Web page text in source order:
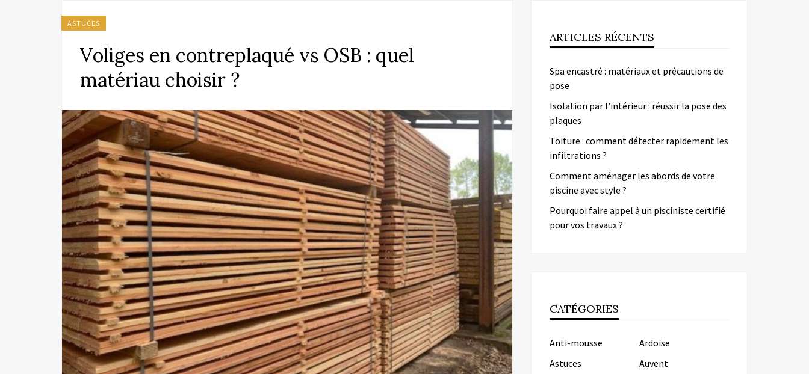
ASTUCES
Voliges en contreplaqué vs OSB : quel
matériau choisir ?
ARTICLES RÉCENTS
Spa encastré : matériaux et précautions de
pose
Isolation par l’intérieur : réussir la pose des
plaques
Toiture : comment détecter rapidement les
infiltrations ?
Comment aménager les abords de votre
piscine avec style ?
Pourquoi faire appel à un pisciniste certifié
pour vos travaux ?
CATÉGORIES
Anti-mousse
Ardoise
Astuces
Auvent